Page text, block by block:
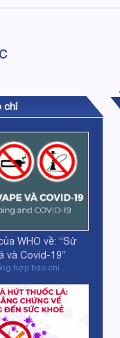
chí
WHO về: “Sử
và Covid-19”
hợp báo chí